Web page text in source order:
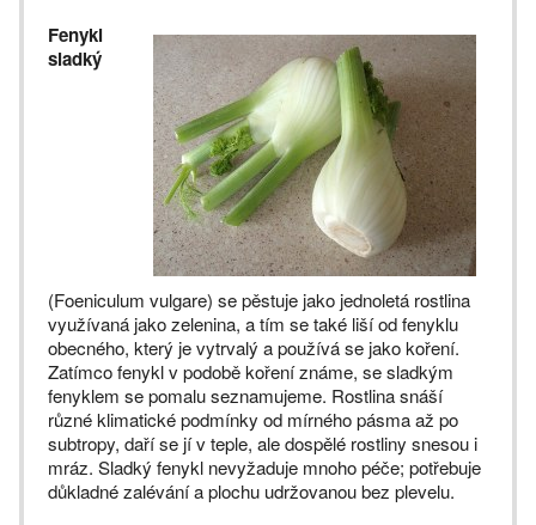
Fenykl
sladký
(Foeniculum vulgare) se pěstuje jako jednoletá rostlina
využívaná jako zelenina, a tím se také liší od fenyklu
obecného, který je vytrvalý a používá se jako koření.
Zatímco fenykl v podobě koření známe, se sladkým
fenyklem se pomalu seznamujeme. Rostlina snáší
různé klimatické podmínky od mírného pásma až po
subtropy, daří se jí v teple, ale dospělé rostliny snesou i
mráz. Sladký fenykl nevyžaduje mnoho péče; potřebuje
důkladné zalévání a plochu udržovanou bez plevelu.